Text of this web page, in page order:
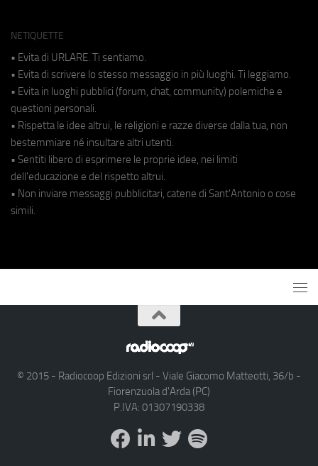
NETIQUETTE
• Evita di URLARE. Ti sentiamo.
• Evita di scrivere lo stesso messaggio in più luoghi. Ti leggiamo.
• Evita in luoghi pubblici (forum, chat, community) polemiche e
questioni personali.
• Rispetta le idee altrui, le religioni e razze diverse dalla tua, non
bestemmiare né insultare altri utenti.
• Sentiti libero di esprimere le proprie idee, nei limiti
dell'educazione e del rispetto altrui.
• Non inviare messaggi pubblicitari, catene di Sant'Antonio o cose
simili.
© 2015 - Radiocoop Edizioni srl - Viale Giacomo Matteotti, 36/b -
Fiorenzuola d'Arda (PC)
P.IVA: 01307190338